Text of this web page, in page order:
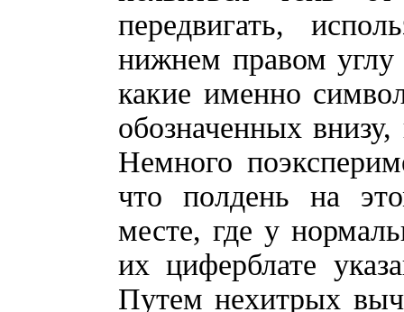
передвигать,
нижнем правом
какие именно
обозначенных
Немного
что полдень на
месте, где у
их циферблате
Путем нехитрых